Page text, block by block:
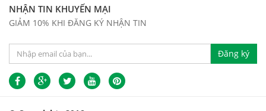
NHẬN TIN KHUYẾN MẠI
GIẢM 10% KHI ĐĂNG KÝ NHẬN TIN
Đăng ký